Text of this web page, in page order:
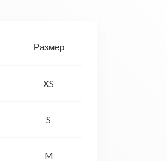
Размер
XS
S
M